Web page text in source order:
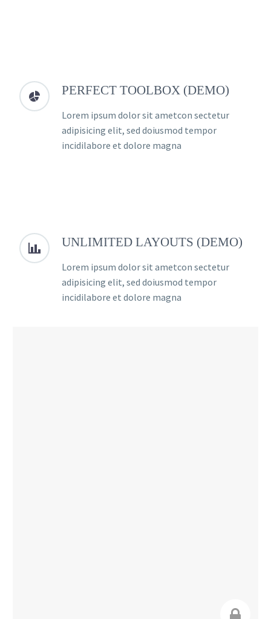

 PERFECT TOOLBOX (DEMO)
Lorem ipsum dolor sit ametcon sectetur
adipisicing elit, sed doiusmod tempor
incidilabore et dolore magna

 UNLIMITED LAYOUTS (DEMO)
Lorem ipsum dolor sit ametcon sectetur
adipisicing elit, sed doiusmod tempor
incidilabore et dolore magna